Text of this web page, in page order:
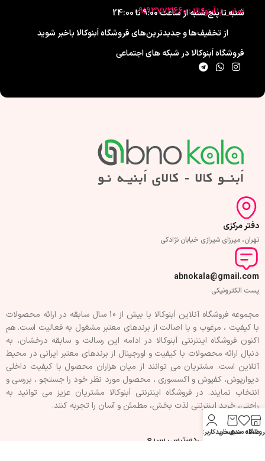
تماس با اَبنوکالا : 09193773660
شنبه تا پنج شنبه از ساعت 9:00 تا 24:00
از تخفیف‌ها و جدیدترین‌های فروشگاه اَبنوکالا باخبر شوید
فروشگاه اَبنوکالا در شبکه های اجتماعی
دفتر مرکزی
تهران، میرزای شیرازی خیابان نژادکی
abnokala@gmail.com
پست الکترونیکی
مجموعه فروشگاه آنلاین اَبنوکالا با بیش از 10 سال سابقه در ارائه محصولات
با کيفيت ، مرغوب و با اصالت از برندهای معتبر مشغول به فعاليت است. هم
اکنون فروشگاه اینترنتی اَبنوکالا در ادامه اين رسالت و سابقه درخشان، به
دنبال ارائه محصولات با کيفيت و اورجينال از برندهای معتبر ايرانی در محيط
آنلاين است. مشتريان می توانند از ميان هزاران محصول با کيفيت داخلی
دیوارپوش، کفپوش و اکسسوری ، محصول مورد نظر خود را جستجو ، بررسی و
انتخاب نمايند. در فروشگاه اینترنتی اَبنوکالا مشتريان عزیز می توانيد به
راحتی، خرید اینترنتی لذت بخش، مطمئن و آسان را تجربه کنند.
فهرست سفارشیدسترسی سریع
علاقه مندیسبد خرید
حساب کاربری من